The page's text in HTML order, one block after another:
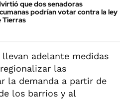
que dos senadoras
podrían votar contra la ley
Tierras
adelante medidas
las
la demanda a partir de
los barrios y al